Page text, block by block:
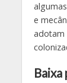
e
adotam
Baixa